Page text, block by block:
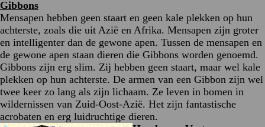
Gibbons
Mensapen hebben geen staart en geen kale plekken op hun
achterste, zoals die uit Azië en Afrika. Mensapen zijn groter
en intelligenter dan de gewone apen. Tussen de mensapen en
de gewone apen staan dieren die Gibbons worden genoemd.
Gibbons zijn erg slim. Zij hebben geen staart, maar wel kale
plekken op hun achterste. De armen van een Gibbon zijn wel
twee keer zo lang als zijn lichaam. Ze leven in bomen in
wildernissen van Zuid-Oost-Azië. Het zijn fantastische
acrobaten en erg luidruchtige dieren.